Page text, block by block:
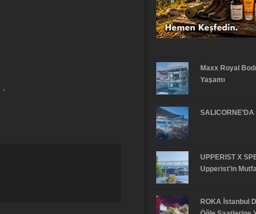
*
Maxx Royal
Yaşamı
UPPERIST X
Upperist’in
ROKA İstanbul